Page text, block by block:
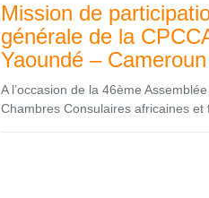
Mission de
générale de la
Yaoundé – Cameroun
A l’occasion de la 46ème
Chambres Consulaires africaines